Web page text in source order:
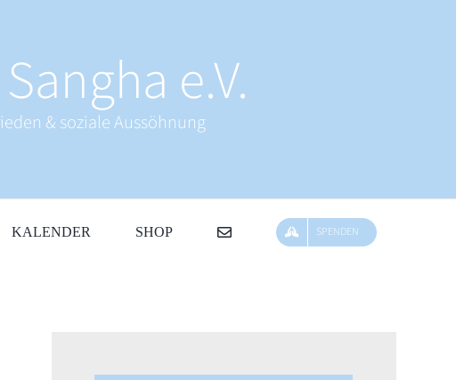
e.V.
& soziale Aussöhnung
KALENDER SHOP SPENDEN